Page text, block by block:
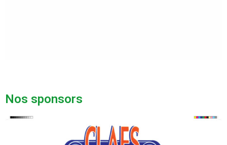
Nos sponsors